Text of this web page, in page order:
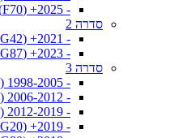
- 2025+ (F70)
סדרה 2
- 2021+ (G42)
- 2023+ (M2 G87)
סדרה 3
- 1998-2005 (E46)
- 2006-2012 (E90)
- 2012-2019 (F30)
- 2019+ (G20)